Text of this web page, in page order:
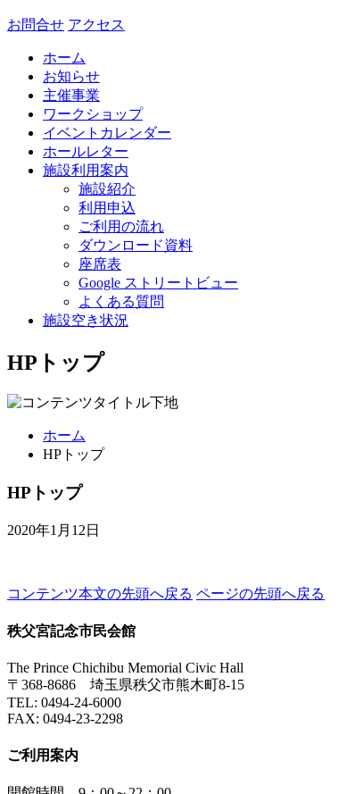
お問合せ アクセス
ホーム
お知らせ
主催事業
ワークショップ
イベントカレンダー
ホールレター
施設利用案内
施設紹介
利用申込
ご利用の流れ
ダウンロード資料
座席表
Google ストリートビュー
よくある質問
施設空き状況
HPトップ
ホーム
HPトップ
HPトップ
2020年1月12日
コンテンツ本文の先頭へ戻る ページの先頭へ戻る
秩父宮記念市民会館
The Prince Chichibu Memorial Civic Hall
〒368-8686 埼玉県秩父市熊木町8-15
TEL: 0494-24-6000
FAX: 0494-23-2298
ご利用案内